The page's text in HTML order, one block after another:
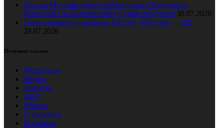
Хассан Мустафа тепло поблагодарил Владимира
Коноплёва за поздравление с днем рождения 30.07.2026
Главе мирового гандбола Хассану Мустафе — 82!
28.07.2026
Полезные ссылки
Федерация
Медиа
Новости
ДЮГ
Школы
О гандболе
Контакты